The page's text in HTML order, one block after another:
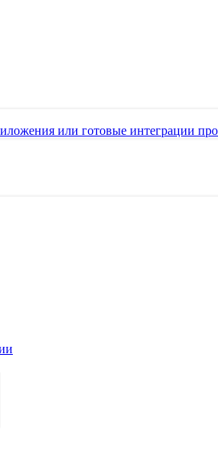
или готовые интеграции